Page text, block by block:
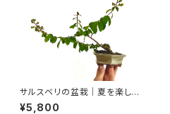
サルスベリの盆栽｜夏を楽しむ
一点物｜高さ約20cm
¥5,800